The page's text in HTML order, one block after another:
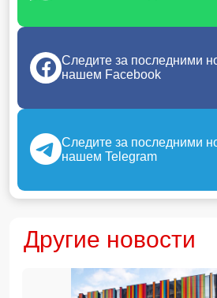
Следите за последними
нашем Facebook
Следите за последними
нашем Telegram
Другие новости